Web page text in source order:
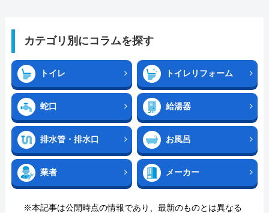
カテゴリ別にコラムを探す
トイレ トイレリフォーム
蛇口 給湯器
排水管・排水口 お風呂
業者 メーカー
※本記事は公開時点の情報であり、最新のものとは異なる